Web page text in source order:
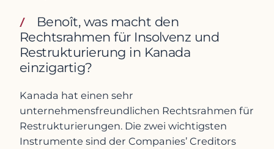
Benoît, was macht den
Rechtsrahmen für Insolvenz und
Restrukturierung in Kanada
einzigartig?
Kanada hat einen sehr
unternehmensfreundlichen Rechtsrahmen für
Restrukturierungen. Die zwei wichtigsten
Instrumente sind der Companies’ Creditors